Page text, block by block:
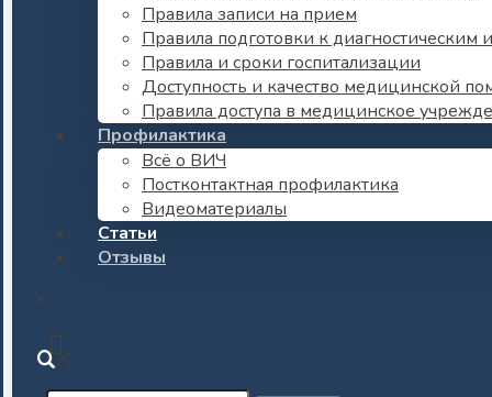
Правила записи на прием
Правила подготовки к диагностическим
Правила и сроки госпитализации
Доступность и качество медицинской
Правила доступа в медицинское
Профилактика
Всё о ВИЧ
Постконтактная профилактика
Видеоматериалы
Статьи
Отзывы